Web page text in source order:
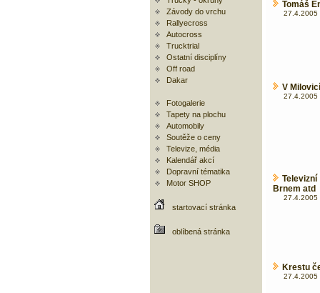
Závody do vrchu
Rallyecross
Autocross
Trucktrial
Ostatní disciplíny
Off road
Dakar
Fotogalerie
Tapety na plochu
Automobily
Soutěže o ceny
Televize, média
Kalendář akcí
Dopravní tématika
Motor SHOP
startovací stránka
oblíbená stránka
Tomáš
27.4.2005
V
27.4.2005
Brnem atd
27.4.2005
Krestu
27.4.2005